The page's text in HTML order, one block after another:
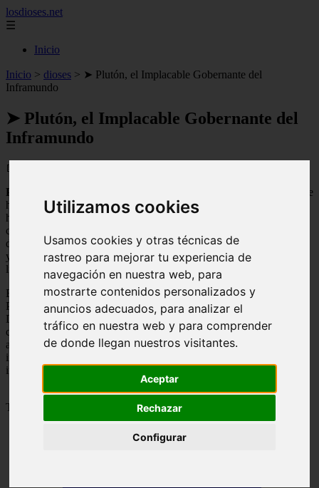
Utilizamos cookies
Usamos cookies y otras técnicas de
rastreo para mejorar tu experiencia de
navegación en nuestra web, para
mostrarte contenidos personalizados y
anuncios adecuados, para analizar el
tráfico en nuestra web y para comprender
de donde llegan nuestros visitantes.
Aceptar
Rechazar
Configurar
losdioses.net
☰
Inicio
Inicio > dioses > ➤ Plutón, el Implacable Gobernante del
Inframundo
➤ Plutón, el Implacable Gobernante del
Inframundo
📅 13/04/2025
Plutón
, el dios romano del inframundo, es una figura mitológica que
ha capturado la imaginación de muchas culturas a lo largo de la
historia. Conocido como
Hades en la mitología griega, Plutón es
considerado el gobernante del reino de los muertos y el encargado
de juzgar las almas de los fallecidos. Su imagen como un ser oscuro
y temible ha sido representada en numerosas obras de arte y
literatura, convirtiéndolo en un personaje fascinante y enigmático.
En este artículo exploraremos la historia y los mitos que rodean a
Plutón, así como su papel en la mitología romana y griega.
Descubriremos cómo era percibido por las antiguas civilizaciones y
cómo su influencia ha perdurado hasta nuestros días. También
analizaremos las representaciones artísticas de Plutón y su
importancia en la cultura popular. Prepárate para adentrarte en el
inframundo y descubrir los secretos de este implacable gobernante.
Tabla de Contenido
Descubre la mitología y la historia de Plutón, el dios romano